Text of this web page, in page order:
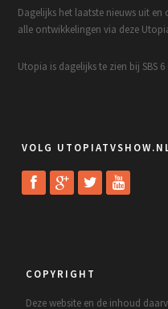
Dagelijks het laatste nieuws uit
alle ontwikkelingen via deze
Utopia is dagelijks te zien bij SBS 6
VOLG
COPYRIGHT
Deze website en de inhoud